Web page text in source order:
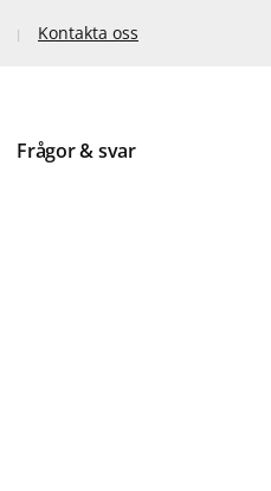
Kontakta oss
Frågor & svar